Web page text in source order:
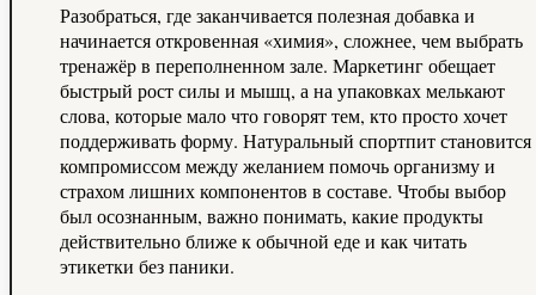
Разобраться, где заканчивается полезная добавка и
начинается откровенная «химия», сложнее, чем выбрать
тренажёр в переполненном зале. Маркетинг обещает
быстрый рост силы и мышц, а на упаковках мелькают
слова, которые мало что говорят тем, кто просто хочет
поддерживать форму. Натуральный спортпит становится
компромиссом между желанием помочь организму и
страхом лишних компонентов в составе. Чтобы выбор
был осознанным, важно понимать, какие продукты
действительно ближе к обычной еде и как читать
этикетки без паники.